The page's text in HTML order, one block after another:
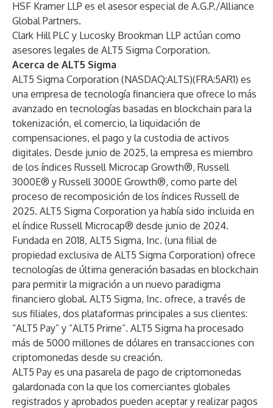
HSF Kramer LLP es el asesor especial de A.G.P./Alliance
Global Partners.
Clark Hill PLC y Lucosky Brookman LLP actúan como
asesores legales de ALT5 Sigma Corporation.
Acerca de ALT5 Sigma
ALT5 Sigma Corporation (NASDAQ:ALTS)(FRA:5AR1) es
una empresa de tecnología financiera que ofrece lo más
avanzado en tecnologías basadas en blockchain para la
tokenización, el comercio, la liquidación de
compensaciones, el pago y la custodia de activos
digitales. Desde junio de 2025, la empresa es miembro
de los índices Russell Microcap Growth®, Russell
3000E® y Russell 3000E Growth®, como parte del
proceso de recomposición de los índices Russell de
2025. ALT5 Sigma Corporation ya había sido incluida en
el índice Russell Microcap® desde junio de 2024.
Fundada en 2018, ALT5 Sigma, Inc. (una filial de
propiedad exclusiva de ALT5 Sigma Corporation) ofrece
tecnologías de última generación basadas en blockchain
para permitir la migración a un nuevo paradigma
financiero global. ALT5 Sigma, Inc. ofrece, a través de
sus filiales, dos plataformas principales a sus clientes:
“ALT5 Pay” y “ALT5 Prime”. ALT5 Sigma ha procesado
más de 5000 millones de dólares en transacciones con
criptomonedas desde su creación.
ALT5 Pay es una pasarela de pago de criptomonedas
galardonada con la que los comerciantes globales
registrados y aprobados pueden aceptar y realizar pagos